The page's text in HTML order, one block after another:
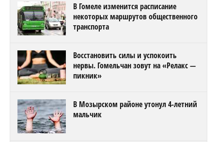
В Гомеле изменится расписание
некоторых маршрутов общественного
транспорта
Восстановить силы и успокоить
нервы. Гомельчан зовут на «Релакс —
пикник»
В Мозырском районе утонул 4-летний
мальчик